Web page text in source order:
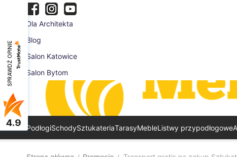
Dla Architekta
Blog
Salon Katowice
Salon Bytom
PodłogiSchodySztukateriaTarasyMebleListwy przypodłogowe
SPRAWDŹ OPINIE
4.9